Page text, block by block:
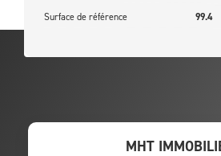
Surface de référence 99.4
MHT